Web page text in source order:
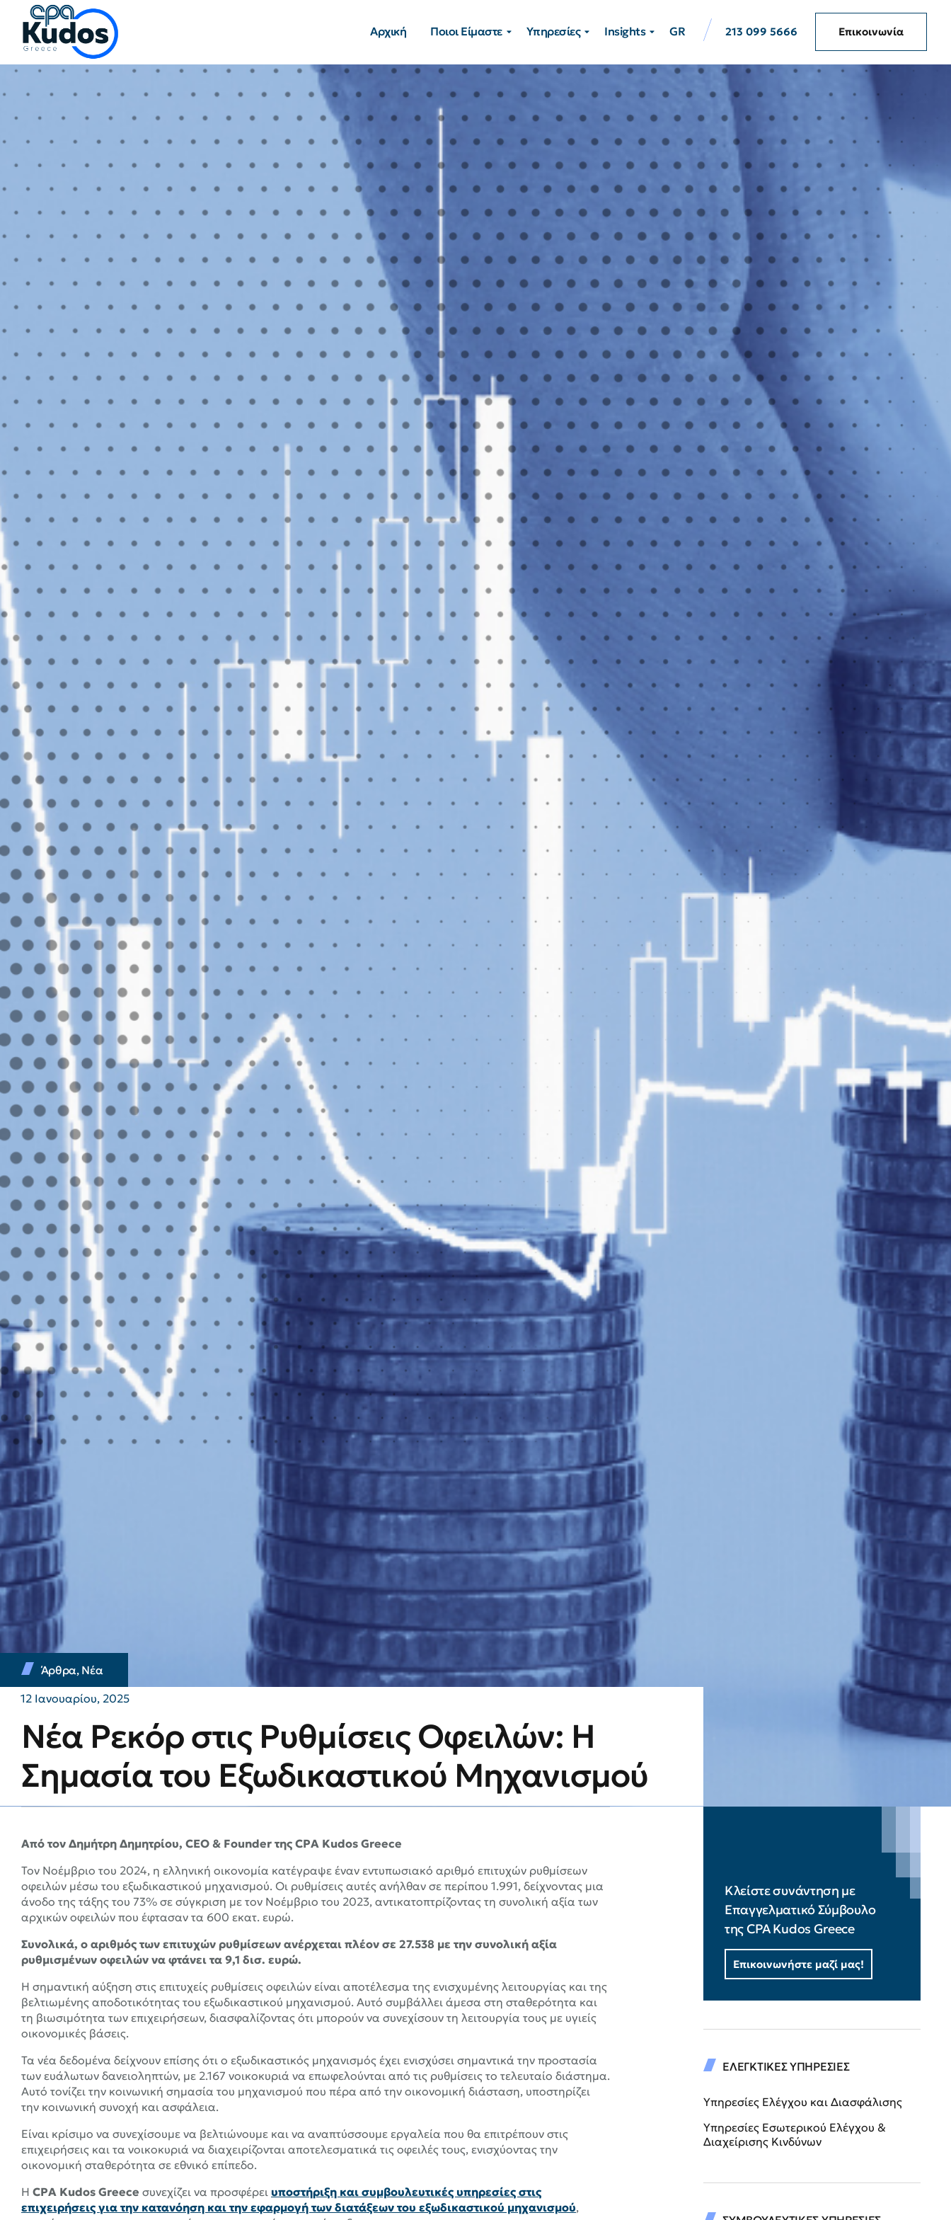
Αρχική Ποιοι Είμαστε Υπηρεσίες Insights GR 213 099 5666 Επικοινωνία
Άρθρα, Νέα
12 Ιανουαρίου, 2025
Νέα Ρεκόρ στις Ρυθμίσεις Οφειλών: Η
Σημασία του Εξωδικαστικού Μηχανισμού
Από τον Δημήτρη Δημητρίου, CEO & Founder της CPA Kudos Greece
Τον Νοέμβριο του 2024, η ελληνική οικονομία κατέγραψε έναν εντυπωσιακό αριθμό επιτυχών ρυθμίσεων
οφειλών μέσω του εξωδικαστικού μηχανισμού. Οι ρυθμίσεις αυτές ανήλθαν σε περίπου 1.991, δείχνοντας μια
άνοδο της τάξης του 73% σε σύγκριση με τον Νοέμβριο του 2023, αντικατοπτρίζοντας τη συνολική αξία των
αρχικών οφειλών που έφτασαν τα 600 εκατ. ευρώ.
Συνολικά, ο αριθμός των επιτυχών ρυθμίσεων ανέρχεται πλέον σε 27.538 με την συνολική αξία
ρυθμισμένων οφειλών να φτάνει τα 9,1 δισ. ευρώ.
Η σημαντική αύξηση στις επιτυχείς ρυθμίσεις οφειλών είναι αποτέλεσμα της ενισχυμένης λειτουργίας και της
βελτιωμένης αποδοτικότητας του εξωδικαστικού μηχανισμού. Αυτό συμβάλλει άμεσα στη σταθερότητα και
τη βιωσιμότητα των επιχειρήσεων, διασφαλίζοντας ότι μπορούν να συνεχίσουν τη λειτουργία τους με υγιείς
οικονομικές βάσεις.
Τα νέα δεδομένα δείχνουν επίσης ότι ο εξωδικαστικός μηχανισμός έχει ενισχύσει σημαντικά την προστασία
των ευάλωτων δανειοληπτών, με 2.167 νοικοκυριά να επωφελούνται από τις ρυθμίσεις το τελευταίο διάστημα.
Αυτό τονίζει την κοινωνική σημασία του μηχανισμού που πέρα από την οικονομική διάσταση, υποστηρίζει
την κοινωνική συνοχή και ασφάλεια.
Είναι κρίσιμο να συνεχίσουμε να βελτιώνουμε και να αναπτύσσουμε εργαλεία που θα επιτρέπουν στις
επιχειρήσεις και τα νοικοκυριά να διαχειρίζονται αποτελεσματικά τις οφειλές τους, ενισχύοντας την
οικονομική σταθερότητα σε εθνικό επίπεδο.
Η CPA Kudos Greece συνεχίζει να προσφέρει υποστήριξη και συμβουλευτικές υπηρεσίες στις
επιχειρήσεις για την κατανόηση και την εφαρμογή των διατάξεων του εξωδικαστικού μηχανισμού,
Κλείστε συνάντηση με
Επαγγελματικό Σύμβουλο
της CPA Kudos Greece
Επικοινωνήστε μαζί μας!
ΕΛΕΓΚΤΙΚΕΣ ΥΠΗΡΕΣΙΕΣ
Υπηρεσίες Ελέγχου και Διασφάλισης
Υπηρεσίες Εσωτερικού Ελέγχου &
Διαχείρισης Κινδύνων